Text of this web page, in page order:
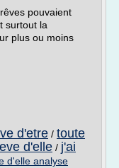
pouvaient
surtout la
plus ou moins
d'etre / toute
d'elle / j'ai
d'elle analyse